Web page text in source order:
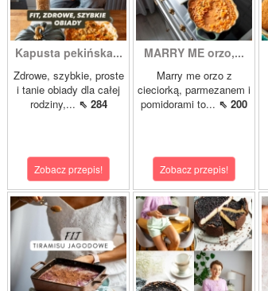
Kapusta pekińska...
Zdrowe, szybkie, proste
i tanie obiady dla całej
rodziny,... ⇖ 284
Zobacz przepis!
MARRY ME orzo,...
Marry me orzo z
cieciorką, parmezanem i
pomidorami to... ⇖ 200
Zobacz przepis!